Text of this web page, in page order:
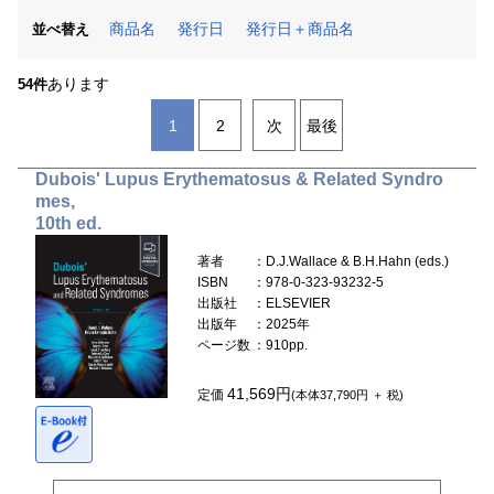
並べ替え 商品名 発行日 発行日＋商品名
54件あります
1 2 次 最後
Dubois' Lupus Erythematosus & Related Syndro
mes,
10th ed.
著者
：D.J.Wallace & B.H.Hahn (eds.)
ISBN
：978-0-323-93232-5
出版社
：ELSEVIER
出版年
：2025年
ページ数 ：910pp.
定価41,569円(本体37,790円 ＋ 税)